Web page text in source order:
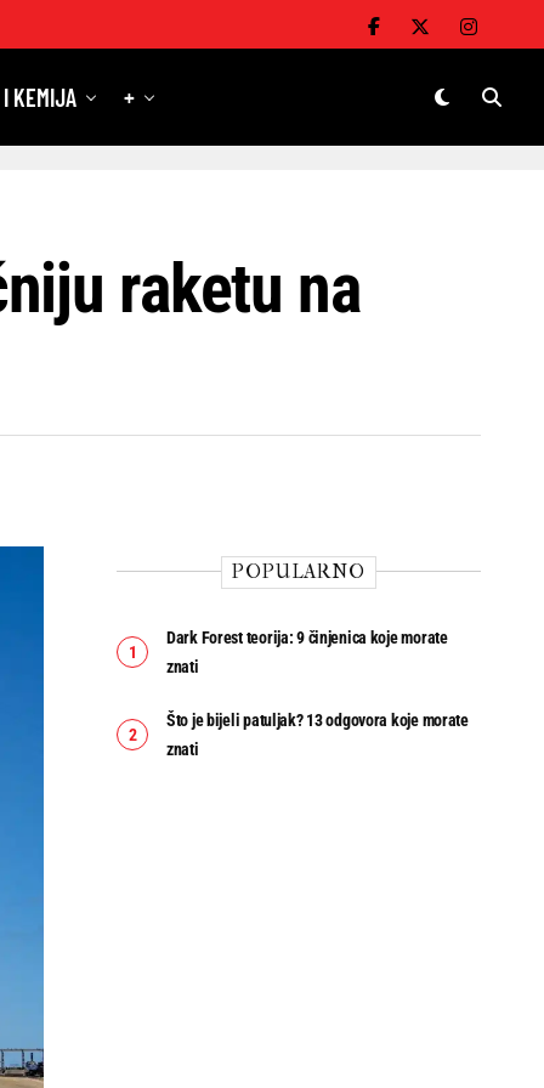
KEMIJA +
raketu na
POPULARNO
Dark Forest teorija: 9 činjenica koje morate
znati
Što je bijeli patuljak? 13 odgovora koje morate
znati